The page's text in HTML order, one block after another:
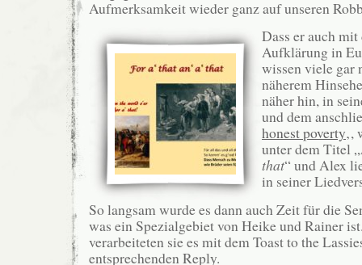
Aufmerksamkeit wieder ganz auf unseren
Dass er auch
Aufklärung in
wissen viele gar
näherem
näher hin, in
und dem
honest poverty‚,
unter dem Titel „
that“ und Alex
in seiner
So langsam wurde es dann auch Zeit für die
was ein Spezialgebiet von Heike und Rainer
verarbeiteten sie es mit dem Toast to the
entsprechenden Reply.